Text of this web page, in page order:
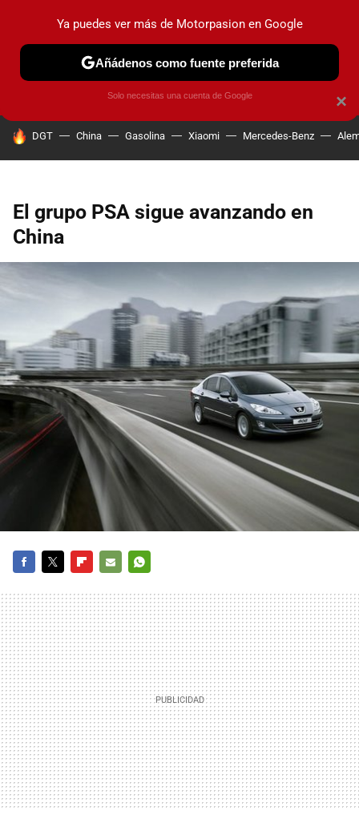
PRUEBAS COCHES ELÉCTRICOS OBSERVATORIO
HOY SE HABLA DE
DGT China Gasolina Xiaomi Mercedes-Benz
El grupo PSA sigue avanzando en
China
MAIL
×
Ya puedes ver más de Motorpasion en Google
Añádenos como fuente preferida
Solo necesitas una cuenta de Google